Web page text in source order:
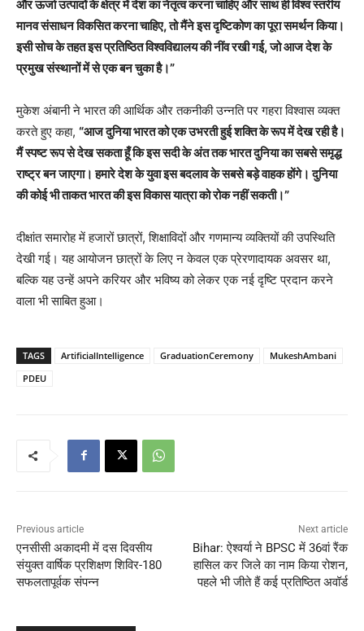
और ऊर्जा उत्पादों के क्षेत्र में देश का नेतृत्व करना चाहिए और साथ ही विश्व स्तरीय
मानव संसाधन विकसित करना चाहिए, तो मैंने इस दृष्टिकोण का पूरा समर्थन किया।
इसी सोच के तहत इस प्रतिष्ठित विश्वविद्यालय की नींव रखी गई, जो आज देश के
प्रमुख संस्थानों में से एक बन चुका है।”
मुकेश अंबानी ने भारत की आर्थिक और तकनीकी उन्नति पर गहरा विश्वास व्यक्त
करते हुए कहा, “आज दुनिया भारत को एक उभरती हुई शक्ति के रूप में देख रही है।
मैं स्पष्ट रूप से देख सकता हूँ कि इस सदी के अंत तक भारत दुनिया का सबसे समृद्ध
राष्ट्र बन जाएगा। हमारे देश के युवा इस बदलाव के सबसे बड़े वाहक होंगे। दुनिया
की कोई भी ताकत भारत की इस विकास यात्रा को रोक नहीं सकती।”
दीक्षांत समारोह में हजारों छात्रों, शिक्षाविदों और गणमान्य व्यक्तियों की उपस्थिति
देखी गई। यह आयोजन छात्रों के लिए न केवल एक प्रेरणादायक अवसर था,
बल्कि यह उन्हें अपने करियर और भविष्य को लेकर एक नई दृष्टि प्रदान करने
वाला भी साबित हुआ।
TAGS ArtificialIntelligence GraduationCeremony
MukeshAmbani
PDEU
Previous article
एनसीसी अकादमी में दस दिवसीय
संयुक्त वार्षिक प्रशिक्षण शिविर-180
सफलतापूर्वक संपन्न
Next article
Bihar: ऐश्वर्या ने BPSC में 36वां रैंक
हासिल कर जिले का नाम किया रोशन,
पहले भी जीते हैं कई प्रतिष्ठित अवॉर्ड